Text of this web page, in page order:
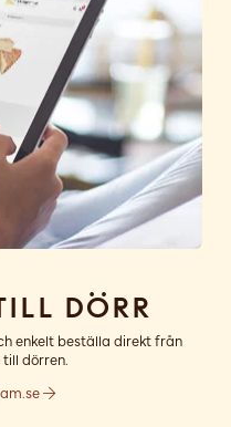
till dörr
enkelt beställa direkt från
till dörren.